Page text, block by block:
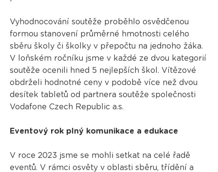
Vyhodnocování soutěže proběhlo osvědčenou
formou stanovení průměrné hmotnosti celého
sběru školy či školky v přepočtu na jednoho žáka.
V loňském ročníku jsme v každé ze dvou kategorií
soutěže ocenili hned 5 nejlepších škol. Vítězové
obdrželi hodnotné ceny v podobě více než dvou
desítek tabletů od partnera soutěže společnosti
Vodafone Czech Republic a.s.
Eventový rok plný komunikace a edukace
V roce 2023 jsme se mohli setkat na celé řadě
eventů. V rámci osvěty v oblasti sběru, třídění a